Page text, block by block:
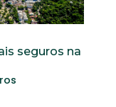
seguros na